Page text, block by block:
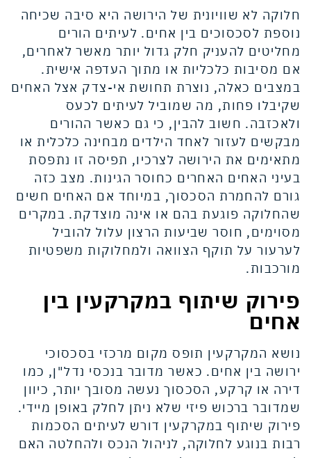
חלוקה לא שוויונית של הירושה היא סיבה שכיחה
נוספת לסכסוכים בין אחים. לעיתים הורים
מחליטים להעניק חלק גדול יותר מאשר לאחרים,
אם מסיבות כלכליות או מתוך העדפה אישית.
במצבים כאלה, נוצרת תחושת אי-צדק אצל האחים
שקיבלו פחות, מה שמוביל לעיתים לכעס
ולאכזבה. חשוב להבין, כי גם כאשר ההורים
מבקשים לעזור לאחד הילדים מבחינה כלכלית או
מתאימים את הירושה לצרכיו, תפיסה זו נתפסת
בעיני האחים האחרים כחוסר הגינות. מצב כזה
גורם להחמרת הסכסוך, במיוחד אם האחים חשים
שהחלוקה פוגעת בהם או אינה מוצדקת. במקרים
מסוימים, חוסר שביעות הרצון עלול להוביל
לערעור על תוקף הצוואה ולמחלוקות משפטיות
מורכבות.
פירוק שיתוף במקרקעין בין
אחים
נושא המקרקעין תופס מקום מרכזי בסכסוכי
ירושה בין אחים. כאשר מדובר בנכסי נדל"ן, כמו
דירה או קרקע, הסכסוך נעשה מסובך יותר, כיוון
שמדובר ברכוש פיזי שלא ניתן לחלק באופן מיידי.
פירוק שיתוף במקרקעין דורש לעיתים הסכמות
רבות בנוגע לחלוקה, לניהול הנכס ולהחלטה האם